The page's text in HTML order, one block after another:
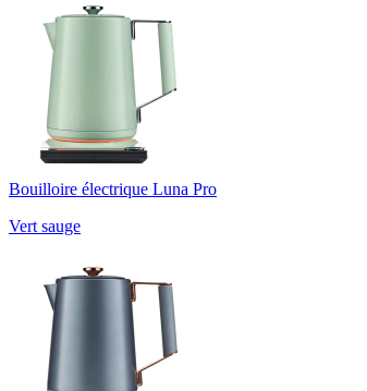
Bouilloire électrique Luna Pro
Vert sauge